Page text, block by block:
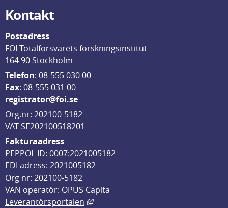
Kontakt
Postadress
FOI Totalförsvarets forskningsinstitut
164 90 Stockholm
Telefon: 08-555 030 00
Fax: 08-555 031 00
registrator@foi.se
Org.nr: 202100-5182
VAT SE202100518201
Fakturaadress
PEPPOL ID: 0007:2021005182
EDI adress: 2021005182
Org nr: 202100-5182
VAN operatör: OPUS Capita
Leverantörsportalen
Länk till annan webbplats, öppnas